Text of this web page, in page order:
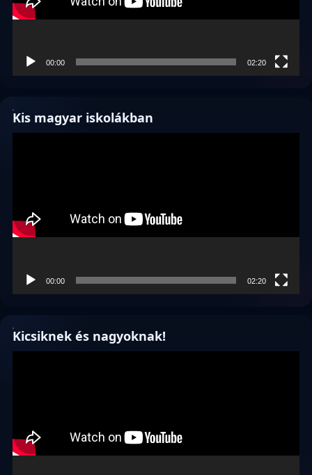
00:00 02:20
Kis magyar iskolákban
00:00 02:20
Kicsiknek és nagyoknak!